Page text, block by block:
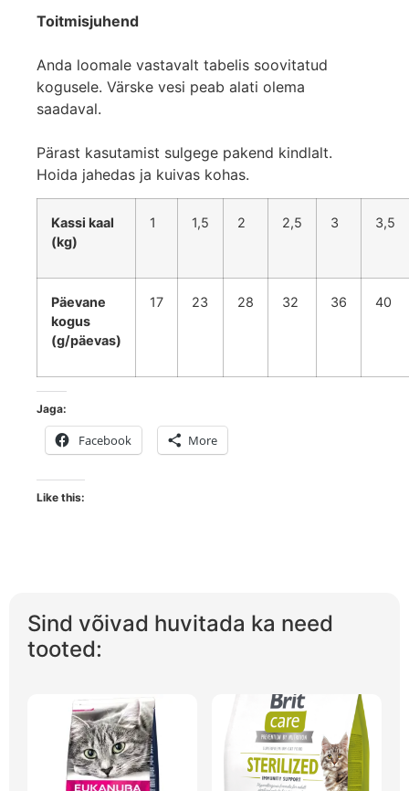
Toitmisjuhend
Anda loomale vastavalt tabelis soovitatud
kogusele. Värske vesi peab alati olema
saadaval.
Pärast kasutamist sulgege pakend kindlalt.
Hoida jahedas ja kuivas kohas.
Kassi kaal
(kg)
1 1,5 2 2,5 3 3,5
Päevane
kogus
(g/päevas)
17 23 28 32 36 40
Jaga:
Facebook More
Like this:
Sind võivad huvitada ka need
tooted: